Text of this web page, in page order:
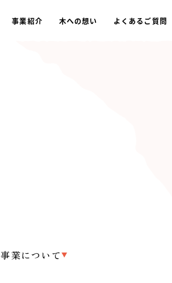
事業紹介 木への想い よくあるご質問
業について